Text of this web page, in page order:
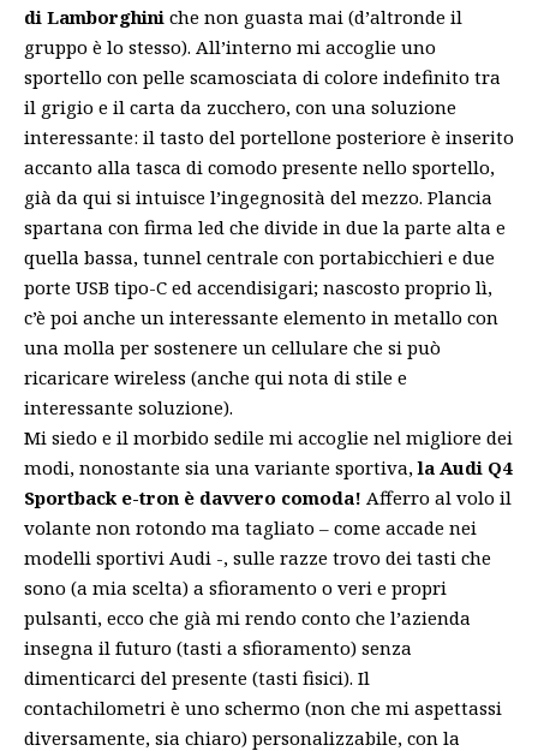
di Lamborghini che non guasta mai (d’altronde il
gruppo è lo stesso). All’interno mi accoglie uno
sportello con pelle scamosciata di colore indefinito tra
il grigio e il carta da zucchero, con una soluzione
interessante: il tasto del portellone posteriore è inserito
accanto alla tasca di comodo presente nello sportello,
già da qui si intuisce l’ingegnosità del mezzo. Plancia
spartana con firma led che divide in due la parte alta e
quella bassa, tunnel centrale con portabicchieri e due
porte USB tipo-C ed accendisigari; nascosto proprio lì,
c’è poi anche un interessante elemento in metallo con
una molla per sostenere un cellulare che si può
ricaricare wireless (anche qui nota di stile e
interessante soluzione).
Mi siedo e il morbido sedile mi accoglie nel migliore dei
modi, nonostante sia una variante sportiva,la Audi Q4
Sportback e-tron è davvero comoda! Afferro al volo il
volante non rotondo ma tagliato – come accade nei
modelli sportivi Audi -, sulle razze trovo dei tasti che
sono (a mia scelta) a sfioramento o veri e propri
pulsanti, ecco che già mi rendo conto che l’azienda
insegna il futuro (tasti a sfioramento) senza
dimenticarci del presente (tasti fisici). Il
contachilometri è uno schermo (non che mi aspettassi
diversamente, sia chiaro) personalizzabile, con la